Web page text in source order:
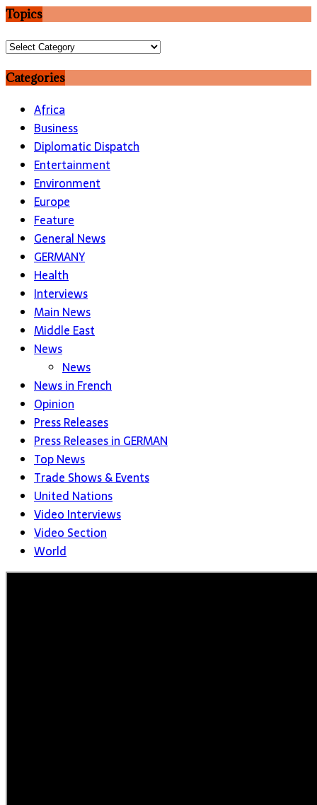
Topics
Topics
Categories
Africa
Business
Diplomatic Dispatch
Entertainment
Environment
Europe
Feature
General News
GERMANY
Health
Interviews
Main News
Middle East
News
News
News in French
Opinion
Press Releases
Press Releases in GERMAN
Top News
Trade Shows & Events
United Nations
Video Interviews
Video Section
World